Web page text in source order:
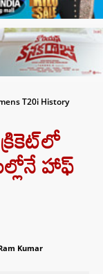
T20i History
హాఫ్
Kumar